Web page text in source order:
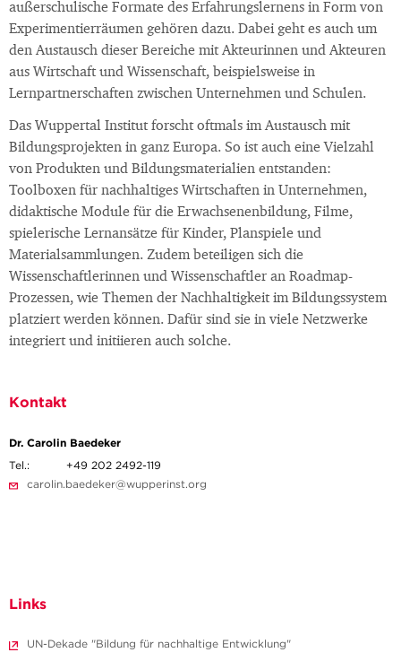
außerschulische Formate des Erfahrungslernens in Form von
Experimentierräumen gehören dazu. Dabei geht es auch um
den Austausch dieser Bereiche mit Akteurinnen und Akteuren
aus Wirtschaft und Wissenschaft, beispielsweise in
Lernpartnerschaften zwischen Unternehmen und Schulen.
Das Wuppertal Institut forscht oftmals im Austausch mit
Bildungsprojekten in ganz Europa. So ist auch eine Vielzahl
von Produkten und Bildungsmaterialien entstanden:
Toolboxen für nachhaltiges Wirtschaften in Unternehmen,
didaktische Module für die Erwachsenenbildung, Filme,
spielerische Lernansätze für Kinder, Planspiele und
Materialsammlungen. Zudem beteiligen sich die
Wissenschaftlerinnen und Wissenschaftler an Roadmap-
Prozessen, wie Themen der Nachhaltigkeit im Bildungssystem
platziert werden können. Dafür sind sie in viele Netzwerke
integriert und initiieren auch solche.
Kontakt
Dr. Carolin Baedeker
Tel.:
+49 202 2492-119
carolin.baedeker@wupperinst.org
Links
UN-Dekade "Bildung für nachhaltige Entwicklung"